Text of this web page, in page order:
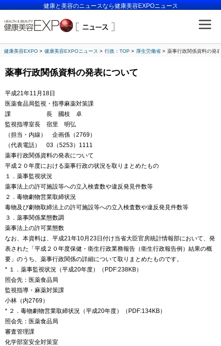
健康と美容のニュースなら健康美容EXPOニュース
健康美容EXPO 健康美容EXPOニュース 行政：TOP 厚生労働省 薬事行政関係資料の発
薬事行政関係資料の発表について
平成21年11月18日
医薬食品局監視・指導麻薬対策課
課 長 國枝 卓
監視指導室長 宿里 明弘
（担当・内線） 企画係（2769）
（代表電話） 03（5253）1111
薬事行政関係資料の発表について
平成２０年度における薬事行政の状況を取りまとめたもの
１．薬事監視状況
薬事法上の許可施設等への立入検査数や違反発見件数等
２．毒物劇物営業取締状況
毒物及び劇物取締法上の許可施設等への立入検査数や違反発見件数等
３．薬事関係業態数調
薬事法上の許可業態数
なお、本資料は、平成21年10月23日付け当省大臣官房統計情報部において、発
表された「平成２０年度保健・衛生行政業務報告（衛生行政報告例）結果の概
要」のうち、薬事行政関係の詳細について取りまとめたものです。
* １．薬事監視状況（平成20年度）（PDF:238KB）
照会先：医薬食品局
監視指導・麻薬対策課
小林（内2769）
* ２．毒物劇物営業取締状況（平成20年度）（PDF:134KB）
照会先：医薬食品局
審査管理課
化学部室安全対策室